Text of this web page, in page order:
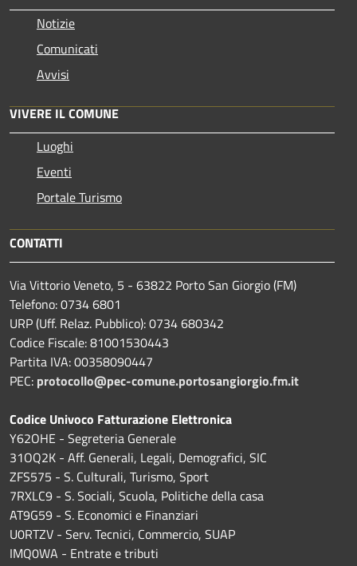
Notizie
Comunicati
Avvisi
VIVERE IL COMUNE
Luoghi
Eventi
Portale Turismo
CONTATTI
Via Vittorio Veneto, 5 - 63822 Porto San Giorgio (FM)
Telefono: 0734 6801
URP (Uff. Relaz. Pubblico): 0734 680342
Codice Fiscale: 81001530443
Partita IVA: 00358090447
PEC: protocollo@pec-comune.portosangiorgio.fm.it
Codice Univoco Fatturazione Elettronica
Y62OHE - Segreteria Generale
31OQ2K - Aff. Generali, Legali, Demografici, SIC
ZFS575 - S. Culturali, Turismo, Sport
7RXLC9 - S. Sociali, Scuola, Politiche della casa
AT9G59 - S. Economici e Finanziari
U0RTZV - Serv. Tecnici, Commercio, SUAP
IMQ0WA - Entrate e tributi